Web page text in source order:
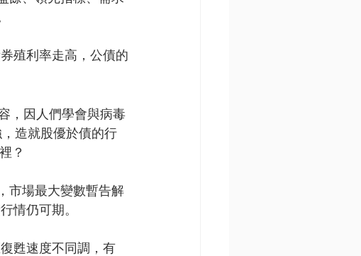
殖利率走高，公債的
，因人們學會與病毒
造就股優於債的行
？
市場最大變數暫告解
情仍可期。
甦速度不同調，有